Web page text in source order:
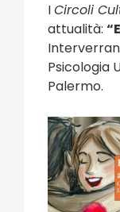
ICircoli
attualità:
Psicologia
Palermo.